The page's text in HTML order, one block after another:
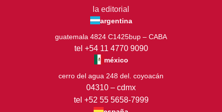
la editorial
argentina
guatemala 4824 C1425bup – CABA
tel +54 11 4770 9090
méxico
cerro del agua 248 del. coyoacán
04310 – cdmx
tel +52 55 5658-7999